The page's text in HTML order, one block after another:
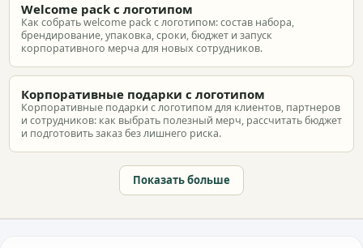
Welcome pack с логотипом
Как собрать welcome pack с логотипом: состав набора,
брендирование, упаковка, сроки, бюджет и запуск
корпоративного мерча для новых сотрудников.
Корпоративные подарки с логотипом
Корпоративные подарки с логотипом для клиентов, партнеров
и сотрудников: как выбрать полезный мерч, рассчитать бюджет
и подготовить заказ без лишнего риска.
Показать больше